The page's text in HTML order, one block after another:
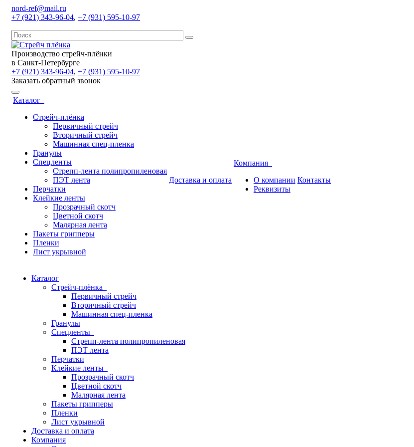
nord-ref@mail.ru
+7 (921) 343-96-04, +7 (931) 595-10-97
Производство стрейч-плёнки
в Санкт-Петербурге
+7 (921) 343-96-04, +7 (931) 595-10-97
Заказать обратный звонок
Каталог
Стрейч-плёнка
Первичный стрейч
Вторичный стрейч
Машинная спец-пленка
Гранулы
Спецленты
Стрепп-лента полипропиленовая
ПЭТ лента
Перчатки
Клейкие ленты
Прозрачный скотч
Цветной скотч
Малярная лента
Пакеты грипперы
Пленки
Лист укрывной
Доставка и оплата
Компания
О компании
Реквизиты
Контакты
Каталог
Стрейч-плёнка
Первичный стрейч
Вторичный стрейч
Машинная спец-пленка
Гранулы
Спецленты
Стрепп-лента полипропиленовая
ПЭТ лента
Перчатки
Клейкие ленты
Прозрачный скотч
Цветной скотч
Малярная лента
Пакеты грипперы
Пленки
Лист укрывной
Доставка и оплата
Компания